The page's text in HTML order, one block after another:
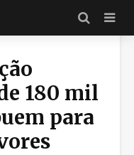
180 mil
para